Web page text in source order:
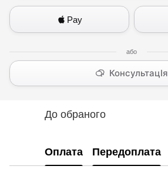
Pay
КонсультацІя
До обраного
Оплата Передоплата